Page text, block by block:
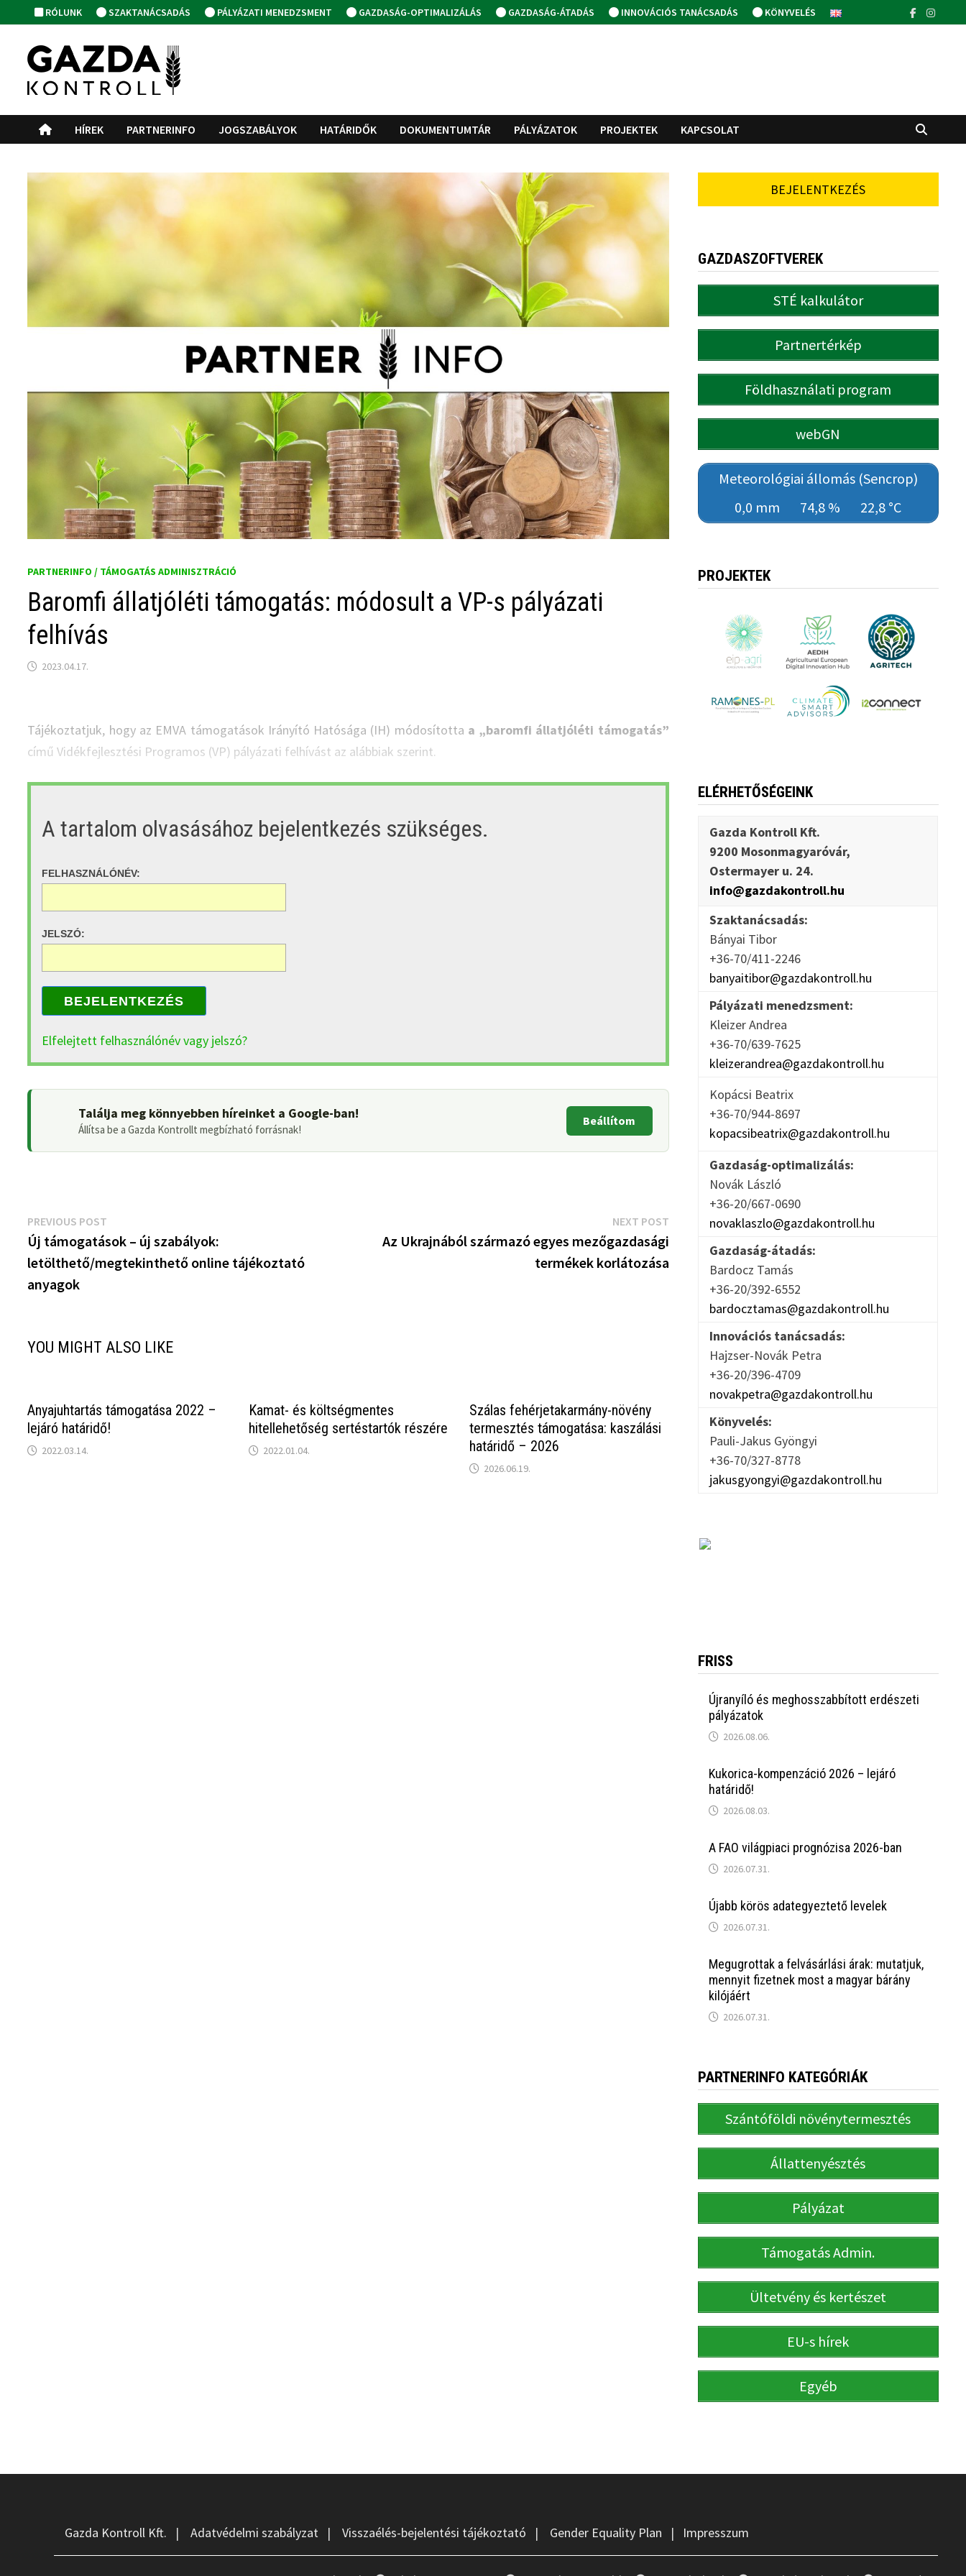
to
content
RÓLUNK SZAKTANÁCSADÁS PÁLYÁZATI MENEDZSMENT GAZDASÁG-OPTIMALIZÁLÁS GAZDASÁG-ÁTADÁS INNOVÁCIÓS TANÁCSADÁS KÖNYVELÉS
HÍREK PARTNERINFO JOGSZABÁLYOK HATÁRIDŐK DOKUMENTUMTÁR PÁLYÁZATOK PROJEKTEK KAPCSOLAT
PARTNERINFO / TÁMOGATÁS ADMINISZTRÁCIÓ
Baromfi állatjóléti támogatás: módosult a VP-s pályázati
felhívás
2023.04.17.
Tájékoztatjuk, hogy az EMVA támogatások Irányító Hatósága (IH) módosította a „baromfi állatjóléti támogatás”
című Vidékfejlesztési Programos (VP) pályázati felhívást az alábbiak szerint.
A tartalom olvasásához bejelentkezés szükséges.
FELHASZNÁLÓNÉV:
JELSZÓ:
BEJELENTKEZÉS
Elfelejtett felhasználónév vagy jelszó?
Találja meg könnyebben híreinket a Google-ban!
Állítsa be a Gazda Kontrollt megbízható forrásnak!
Beállítom
Bejegyzés
navigáció
PREVIOUS POST
post:
Új támogatások – új szabályok:
letölthető/megtekinthető online tájékoztató
anyagok
NEXT POSTNext
post:
Az Ukrajnából származó egyes mezőgazdasági
termékek korlátozása
YOU MIGHT ALSO LIKE
Anyajuhtartás támogatása 2022 –
lejáró határidő!
2022.03.14.
Kamat- és költségmentes
hitellehetőség sertéstartók részére
2022.01.04.
Szálas fehérjetakarmány-növény
termesztés támogatása: kaszálási
határidő – 2026
2026.06.19.
BEJELENTKEZÉS
GAZDASZOFTVEREK
STÉ kalkulátor
Partnertérkép
Földhasználati program
webGN
Meteorológiai állomás (Sencrop)
0,0 mm
74,8 % 22,8 °C
PROJEKTEK
ELÉRHETŐSÉGEINK
Gazda Kontroll Kft.
9200 Mosonmagyaróvár,
Ostermayer u. 24.
info@gazdakontroll.hu
Szaktanácsadás:
Bányai Tibor
+36-70/411-2246
banyaitibor@gazdakontroll.hu
Pályázati menedzsment:
Kleizer Andrea
+36-70/639-7625
kleizerandrea@gazdakontroll.hu
Kopácsi Beatrix
+36-70/944-8697
kopacsibeatrix@gazdakontroll.hu
Gazdaság-optimalizálás:
Novák László
+36-20/667-0690
novaklaszlo@gazdakontroll.hu
Gazdaság-átadás:
Bardocz Tamás
+36-20/392-6552
bardocztamas@gazdakontroll.hu
Innovációs tanácsadás:
Hajzser-Novák Petra
+36-20/396-4709
novakpetra@gazdakontroll.hu
Könyvelés:
Pauli-Jakus Gyöngyi
+36-70/327-8778
jakusgyongyi@gazdakontroll.hu
FRISS
Újranyíló és meghosszabbított erdészeti
pályázatok
2026.08.06.
Kukorica-kompenzáció 2026 – lejáró
határidő!
2026.08.03.
A FAO világpiaci prognózisa 2026-ban
2026.07.31.
Újabb körös adategyeztető levelek
2026.07.31.
Megugrottak a felvásárlási árak: mutatjuk,
mennyit fizetnek most a magyar bárány
kilójáért
2026.07.31.
PARTNERINFO KATEGÓRIÁK
Szántóföldi növénytermesztés
Állattenyésztés
Pályázat
Támogatás Admin.
Ültetvény és kertészet
EU-s hírek
Egyéb
Gazda Kontroll Kft. |Adatvédelmi szabályzat |Visszaélés-bejelentési tájékoztató | Gender Equality Plan | Impresszum